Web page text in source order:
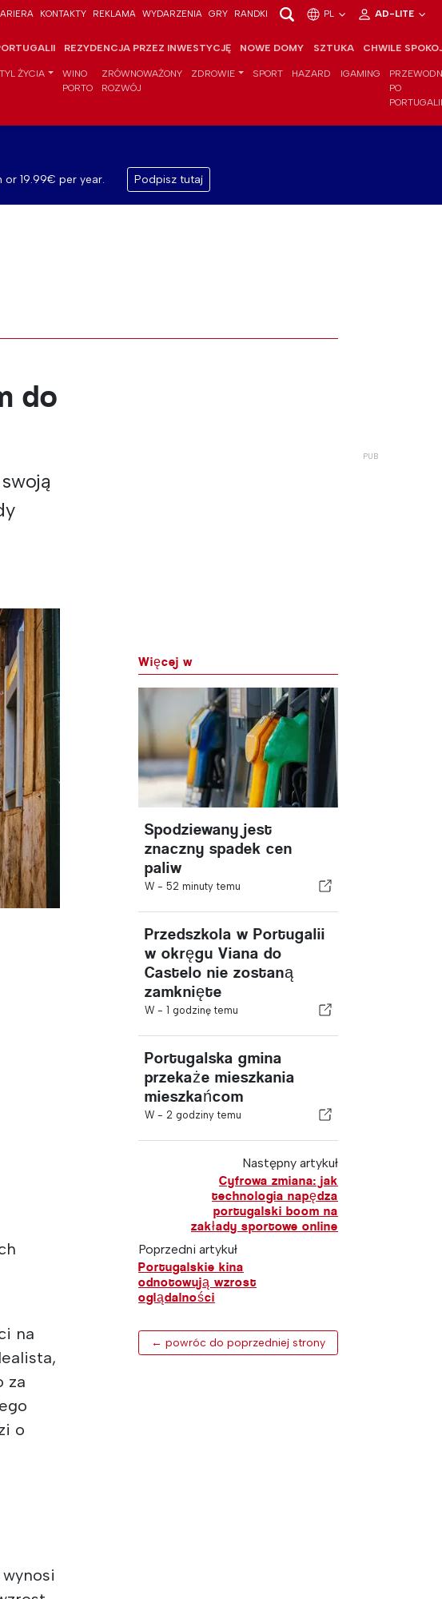
KONTAKTY REKLAMA WYDARZENIA GRY RANDKI PL AD-LITE
REZYDENCJA PRZEZ INWESTYCJĘ NOWE DOMY SZTUKA CHWILE
ŻYCIA
WINO
PORTO
ZRÓWNOWAŻONY
ROZWÓJ
ZDROWIE SPORT HAZARD IGAMING
PO
PORTUGALII
19.99€ per year. Podpisz tutaj
do
na
za
o
Więcej w
Spodziewany jest
znaczny spadek cen
paliw
W - 52 minuty temu
Przedszkola w Portugalii
w okręgu Viana do
Castelo nie zostaną
zamknięte
W - 1 godzinę temu
Portugalska gmina
przekaże mieszkania
mieszkańcom
W - 2 godziny temu
Następny artykuł
Cyfrowa zmiana: jak
technologia napędza
portugalski boom na
zakłady sportowe online
Poprzedni artykuł
Portugalskie kina
odnotowują wzrost
oglądalności
← powróc do poprzedniej strony